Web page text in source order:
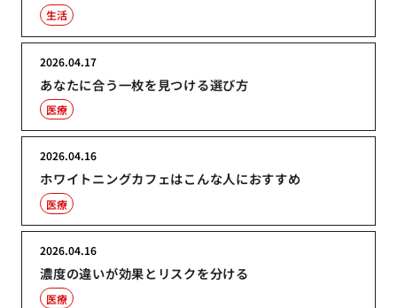
生活
あなたに合う一枚を見つける選び方
2026.04.17
医療
ホワイトニングカフェはこんな人におすすめ
2026.04.16
医療
濃度の違いが効果とリスクを分ける
2026.04.16
医療